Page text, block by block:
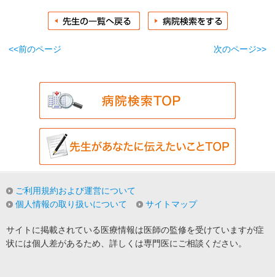
<<前のページ 次のページ>>
ご利用規約および運営について
個人情報の取り扱いについて
サイトマップ
サイトに掲載されている医療情報は医師の監修を受けていますが症
状には個人差があるため、詳しくは専門医にご相談ください。